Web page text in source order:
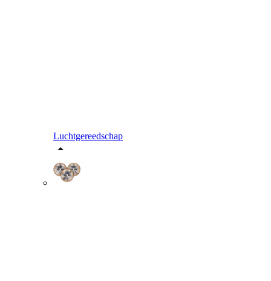
Luchtgereedschap